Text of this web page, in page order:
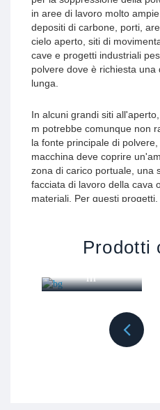
in aree di lavoro molto
depositi di carbone, porti,
cielo aperto, siti di
cave e progetti industriali
polvere dove è richiesta
lunga.
In alcuni grandi siti
m potrebbe comunque non
la fonte principale di
macchina deve coprire
zona di carico portuale, una
facciata di lavoro della cava
materiali. Per questi
raggiungere fonti di polvere
di installazione.
La polvere in queste
scarico, punti di
lavori di frantumazione,
trasportati dal vento e
la polvere trasportata
Prodotti
Cannone
m